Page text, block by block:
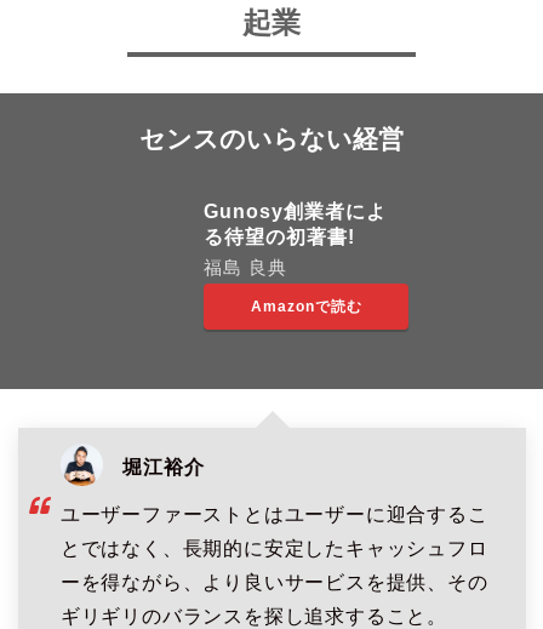
起業
センスのいらない経営
Gunosy創業者によ
る待望の初著書!
福島 良典
Amazonで読む
堀江裕介
ユーザーファーストとはユーザーに迎合するこ
とではなく、長期的に安定したキャッシュフロ
ーを得ながら、より良いサービスを提供、その
ギリギリのバランスを探し追求すること。